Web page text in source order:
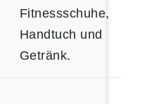
Fitnessschuhe,
Handtuch und
Getränk.